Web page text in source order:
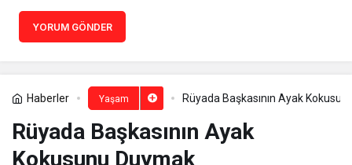
YORUM GÖNDER
Haberler Yaşam Rüyada Başkasının Ayak
Rüyada Başkasının Ayak
Kokusunu Duymak​